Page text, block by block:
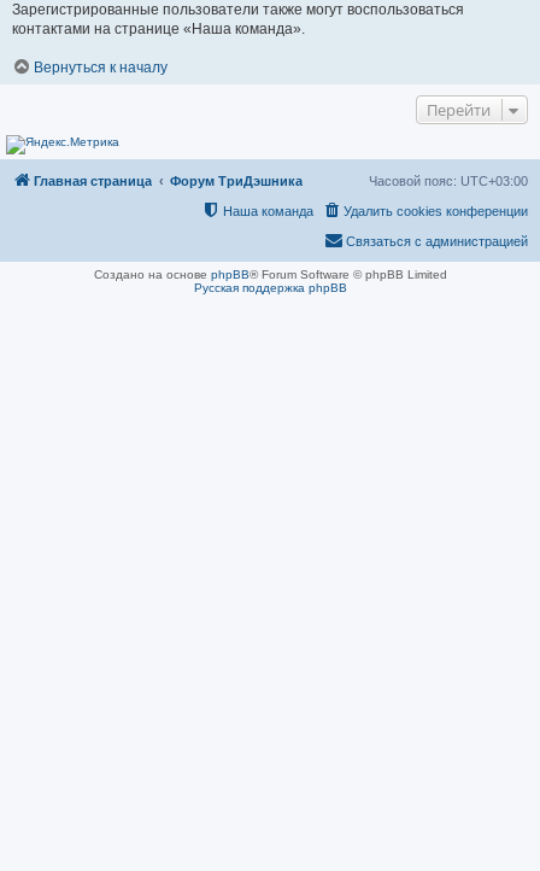
Зарегистрированные пользователи также могут воспользоваться
контактами на странице «Наша команда».
Вернуться к началу
Перейти
Главная страница Форум ТриДэшника Часовой пояс: UTC+03:00
Удалить cookies конференции
Наша команда
Связаться с администрацией
Создано на основе phpBB® Forum Software © phpBB Limited
Русская поддержка phpBB